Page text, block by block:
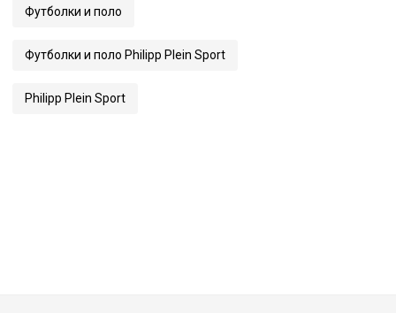
Футболки и поло
Футболки и поло Philipp Plein Sport
Philipp Plein Sport